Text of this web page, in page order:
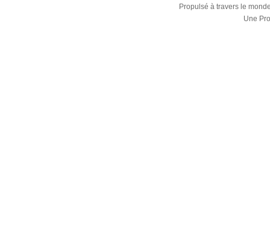
Propulsé à travers le
Une